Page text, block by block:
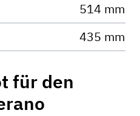
514 mm
435 mm
für den